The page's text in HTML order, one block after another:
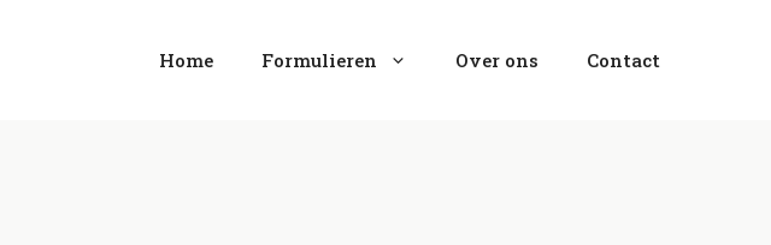
Home Formulieren Over ons Contact